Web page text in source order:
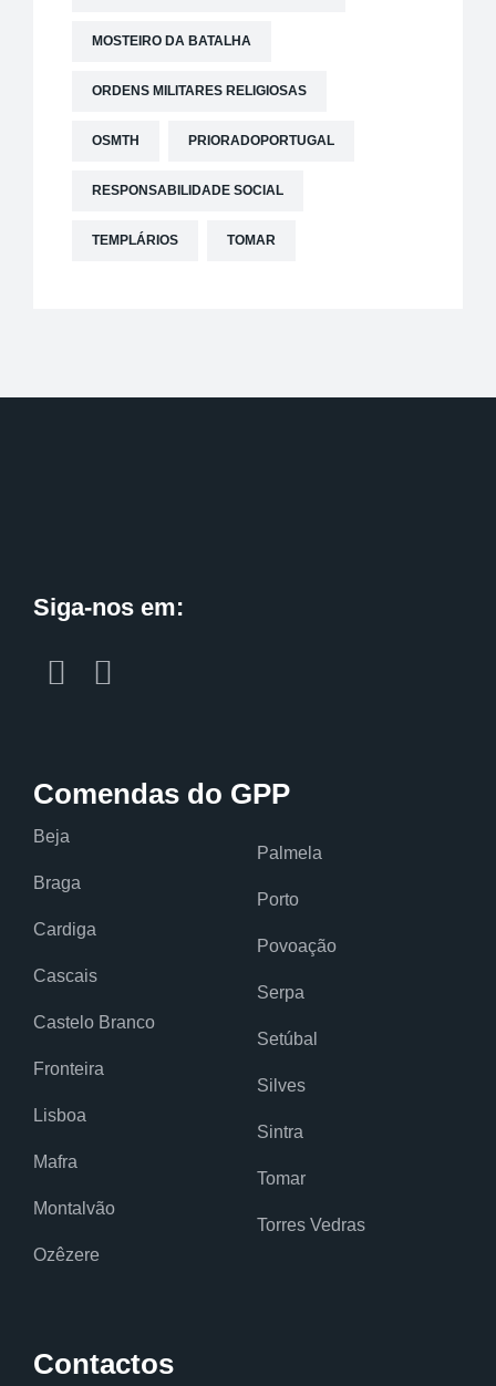
MOSTEIRO DA BATALHA
ORDENS MILITARES RELIGIOSAS
OSMTH PRIORADOPORTUGAL
RESPONSABILIDADE SOCIAL
TEMPLÁRIOS TOMAR
Siga-nos em:
Comendas do GPP
Beja
Braga
Cardiga
Cascais
Castelo Branco
Fronteira
Lisboa
Mafra
Montalvão
Ozêzere
Palmela
Porto
Povoação
Serpa
Setúbal
Silves
Sintra
Tomar
Torres Vedras
Contactos